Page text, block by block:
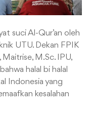
suci Al-Qur’an oleh
UTU. Dekan FPIK
Maitrise, M.Sc. IPU,
halal bi halal
Indonesia yang
kesalahan